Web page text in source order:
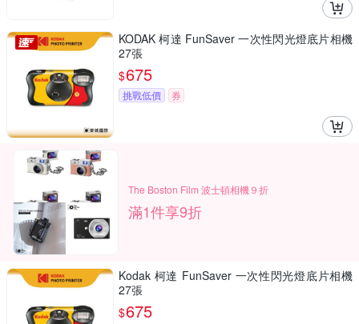
KODAK 柯達 FunSaver 一次性閃光燈底片相機
27張
$675
挑戰低價 券
The Boston Film 波士頓相機９折
滿1件享9折
Kodak 柯達 FunSaver 一次性閃光燈底片相機
27張
$675